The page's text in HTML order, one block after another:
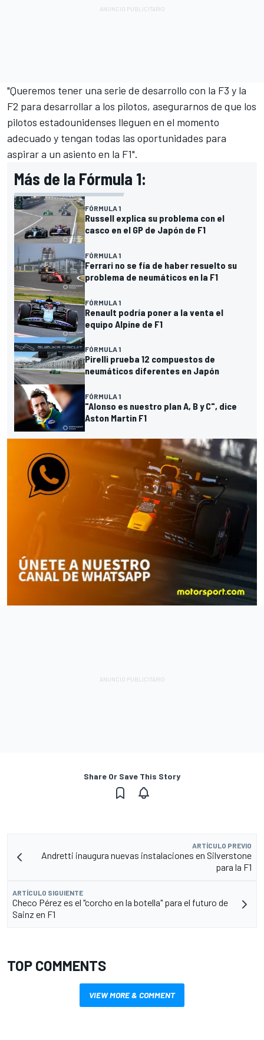
"Queremos tener una serie de desarrollo con la F3 y la
F2 para desarrollar a los pilotos, asegurarnos de que los
pilotos estadounidenses lleguen en el momento
adecuado y tengan todas las oportunidades para
aspirar a un asiento en la F1".
Más de la Fórmula 1:
FÓRMULA 1
Russell explica su problema con el
casco en el GP de Japón de F1
FÓRMULA 1
Ferrari no se fía de haber resuelto su
problema de neumáticos en la F1
FÓRMULA 1
Renault podría poner a la venta el
equipo Alpine de F1
FÓRMULA 1
Pirelli prueba 12 compuestos de
neumáticos diferentes en Japón
FÓRMULA 1
"Alonso es nuestro plan A, B y C", dice
Aston Martin F1
Share Or Save This Story
ARTÍCULO PREVIO
Andretti inaugura nuevas instalaciones en Silverstone
para la F1
ARTÍCULO SIGUIENTE
Checo Pérez es el "corcho en la botella" para el futuro de
Sainz en F1
TOP COMMENTS
VIEW MORE & COMMENT